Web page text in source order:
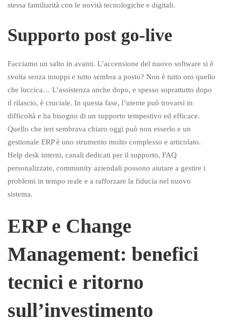
stessa familiarità con le novità tecnologiche e digitali.
Supporto post go-live
Facciamo un salto in avanti. L’accensione del nuovo software si è
svolta senza intoppi e tutto sembra a posto? Non è tutto oro quello
che luccica… L’assistenza anche dopo, e spesso soprattutto dopo
il rilascio, è cruciale. In questa fase, l’utente può trovarsi in
difficoltà e ha bisogno di un supporto tempestivo ed efficace.
Quello che ieri sembrava chiaro oggi può non esserlo e un
gestionale ERP è uno strumento molto complesso e articolato.
Help desk interni, canali dedicati per il supporto, FAQ
personalizzate, community aziendali possono aiutare a gestire i
problemi in tempo reale e a rafforzare la fiducia nel nuovo
sistema.
ERP e Change
Management: benefici
tecnici e ritorno
sull’investimento